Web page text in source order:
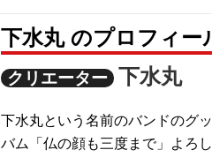
下水丸 のプロフィー
クリエーター 下水丸
下水丸という名前のバンドのグ
バム「仏の顔も三度まで」よろ